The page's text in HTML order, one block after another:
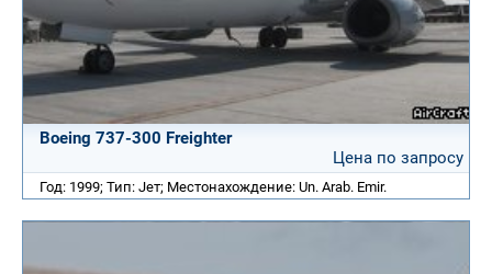
Boeing 737-300 Freighter
Цена по запросу
Год: 1999; Тип: Jет; Местонахождение: Un. Arab. Emir.